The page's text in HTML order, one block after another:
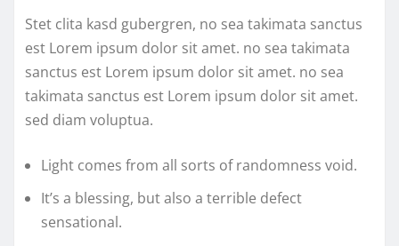
Stet clita kasd gubergren, no sea takimata sanctus
est Lorem ipsum dolor sit amet. no sea takimata
sanctus est Lorem ipsum dolor sit amet. no sea
takimata sanctus est Lorem ipsum dolor sit amet.
sed diam voluptua.
Light comes from all sorts of randomness void.
It’s a blessing, but also a terrible defect
sensational.